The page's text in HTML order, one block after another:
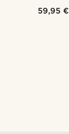
59,95 €